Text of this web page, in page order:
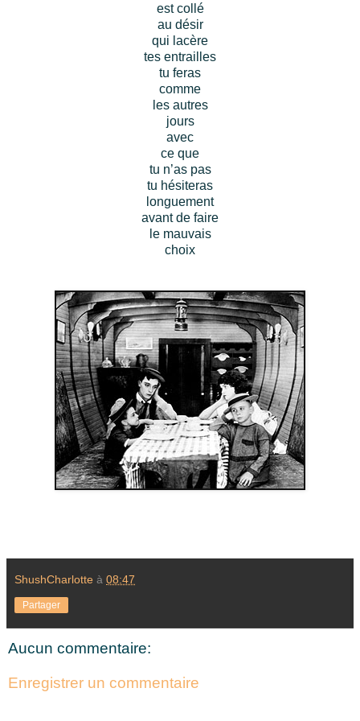
est collé
au désir
qui lacère
tes entrailles
tu feras
comme
les autres
jours
avec
ce que
tu n’as pas
tu hésiteras
longuement
avant de faire
le mauvais
choix
ShushCharlotte à 08:47
Partager
Aucun commentaire:
Enregistrer un commentaire